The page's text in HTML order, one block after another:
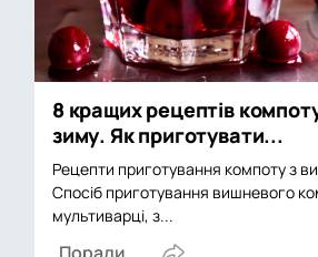
8 кращих рецептів
зиму. Як приготувати...
Рецепти приготування компоту з
Спосіб приготування вишневого
мультиварці, з...
Поради